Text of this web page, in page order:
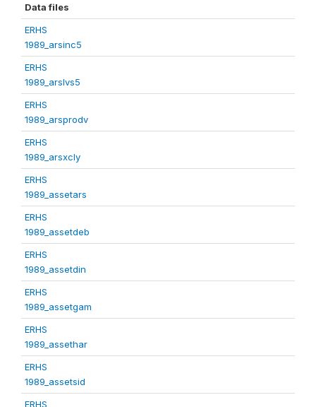
Data files
ERHS
1989_arsinc5
ERHS
1989_arslvs5
ERHS
1989_arsprodv
ERHS
1989_arsxcly
ERHS
1989_assetars
ERHS
1989_assetdeb
ERHS
1989_assetdin
ERHS
1989_assetgam
ERHS
1989_assethar
ERHS
1989_assetsid
ERHS